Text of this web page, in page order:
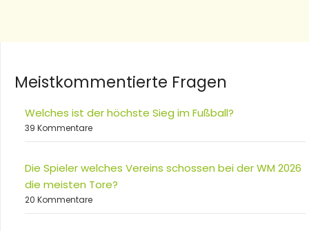
Meistkommentierte Fragen
Welches ist der höchste Sieg im Fußball?
39 Kommentare
Die Spieler welches Vereins schossen bei der WM 2026
die meisten Tore?
20 Kommentare